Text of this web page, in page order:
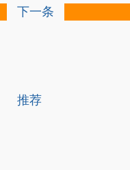
下一条
推荐